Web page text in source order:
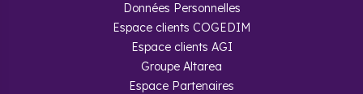
Données Personnelles
Espace clients COGEDIM
Espace clients AGI
Groupe Altarea
Espace Partenaires